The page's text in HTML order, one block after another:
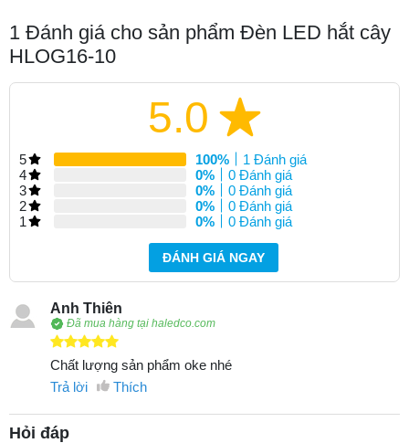
1 Đánh giá cho sản phẩm Đèn LED hắt cây
HLOG16-10
5.0
5 100%
1 Đánh giá
4
0%
0 Đánh giá
3
0%
0 Đánh giá
2
0%
0 Đánh giá
1
0% 0 Đánh giá
ĐÁNH GIÁ NGAY
Anh Thiên
Đã mua hàng tại haledco.com
Chất lượng sản phẩm oke nhé
Trả lời
Thích
Hỏi đáp